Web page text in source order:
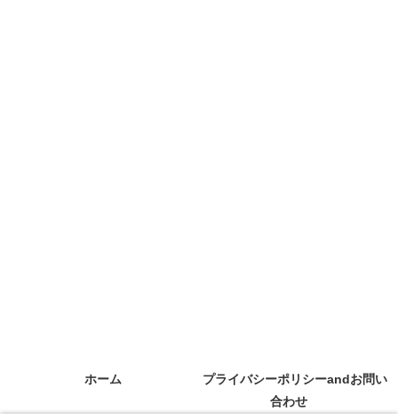
ホーム
プライバシーポリシーandお問い
合わせ